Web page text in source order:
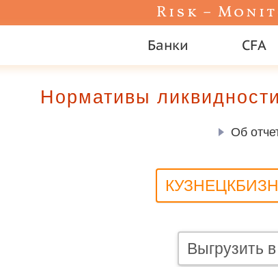
Risk –
Банки CFA
Нормативы
Об
Выгрузить